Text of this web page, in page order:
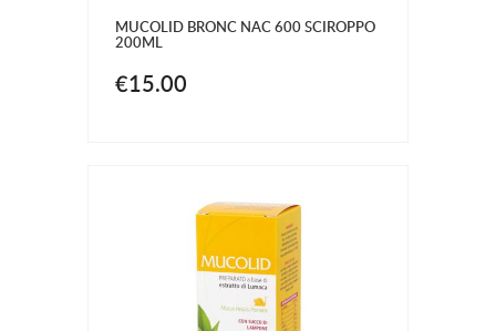
MUCOLID BRONC NAC 600 SCIROPPO
200ML
€15.00